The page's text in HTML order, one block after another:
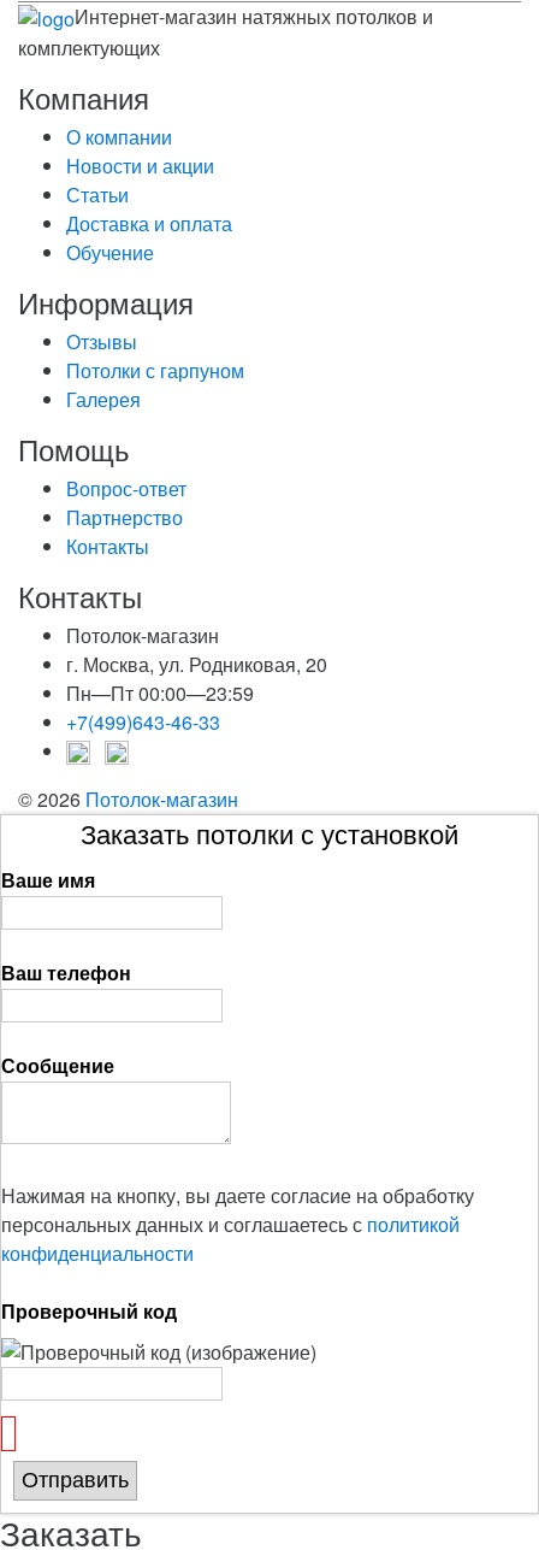
Интернет-магазин натяжных потолков и
комплектующих
Компания
О компании
Новости и акции
Статьи
Доставка и оплата
Обучение
Информация
Отзывы
Потолки с гарпуном
Галерея
Помощь
Вопрос-ответ
Партнерство
Контакты
Контакты
Потолок-магазин
г. Москва, ул. Родниковая, 20
Пн—Пт 00:00—23:59
+7(499)643-46-33
© 2026 Потолок-магазин
Заказать потолки с установкой
Ваше имя
Ваш телефон
Сообщение
Нажимая на кнопку, вы даете согласие на обработку
персональных данных и соглашаетесь с политикой
конфиденциальности
Проверочный код
Отправить
Заказать